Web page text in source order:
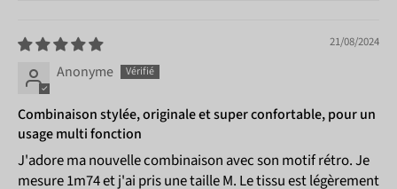
21/08/2024
Anonyme
Combinaison stylée, originale et super confortable, pour un
usage multi fonction
J'adore ma nouvelle combinaison avec son motif rétro. Je
mesure 1m74 et j'ai pris une taille M. Le tissu est légèrement